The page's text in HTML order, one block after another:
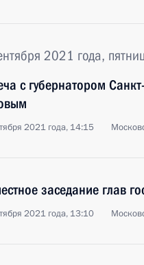
2021 года,
с губернатором
2021 года, 14:15
заседание глав
2021 года, 13:10